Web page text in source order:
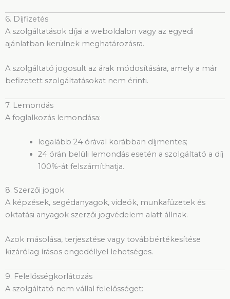
6. Díjfizetés
A szolgáltatások díjai a weboldalon vagy az egyedi
ajánlatban kerülnek meghatározásra.
A szolgáltató jogosult az árak módosítására, amely a már
befizetett szolgáltatásokat nem érinti.
7. Lemondás
A foglalkozás lemondása:
legalább 24 órával korábban díjmentes;
24 órán belüli lemondás esetén a szolgáltató a díj
100%-át felszámíthatja.
8. Szerzői jogok
A képzések, segédanyagok, videók, munkafüzetek és
oktatási anyagok szerzői jogvédelem alatt állnak.
Azok másolása, terjesztése vagy továbbértékesítése
kizárólag írásos engedéllyel lehetséges.
9. Felelősségkorlátozás
A szolgáltató nem vállal felelősséget: